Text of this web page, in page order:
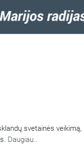
svetainės veikimą,
Daugiau..